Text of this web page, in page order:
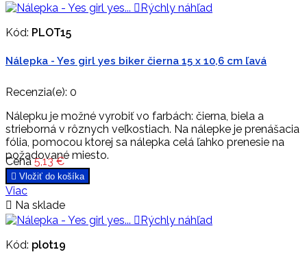
Rýchly náhľad
Kód: PLOT15
Nálepka - Yes girl yes biker čierna 15 x 10,6 cm ľavá
Recenzia(e): 0
Nálepku je možné vyrobiť vo farbách: čierna, biela a
strieborná v rôznych veľkostiach. Na nálepke je prenášacia
fólia, pomocou ktorej sa nálepka celá ľahko prenesie na
požadované miesto.
Cena 5,13 €
 Vložiť do košíka
Viac
 Na sklade
 Rýchly náhľad
Kód: plot19